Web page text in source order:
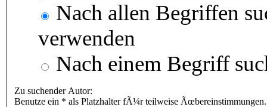
Nach allen Begriffen
verwenden
Nach einem Begriff
Zu suchender Autor:
Benutze ein * als Platzhalter fÃ¼r teilweise Ãœbereinstimmungen.